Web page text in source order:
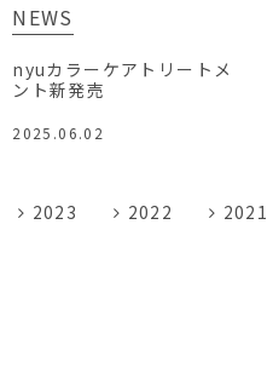
NEWS
nyuカラーケアトリートメ
ント新発売
2025.06.02
2023 2022 2021